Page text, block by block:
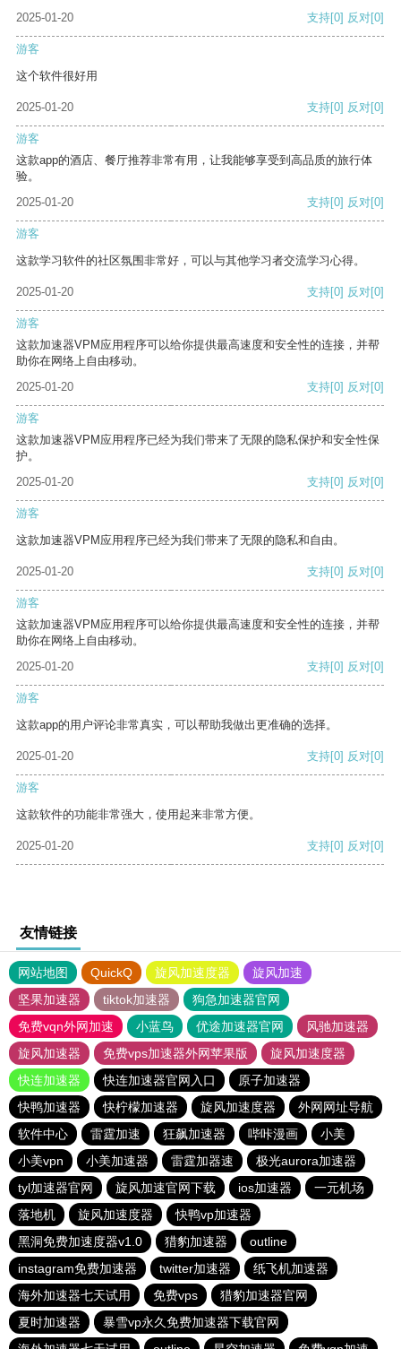
2025-01-20
支持[0] 反对[0]
游客
这个软件很好用
2025-01-20 支持[0] 反对[0]
游客
这款app的酒店、餐厅推荐非常有用，让我能够享受到高品质的旅行体
验。
2025-01-20
支持[0] 反对[0]
游客
这款学习软件的社区氛围非常好，可以与其他学习者交流学习心得。
2025-01-20 支持[0] 反对[0]
游客
这款加速器VPM应用程序可以给你提供最高速度和安全性的连接，并帮
助你在网络上自由移动。
2025-01-20
支持[0] 反对[0]
游客
这款加速器VPM应用程序已经为我们带来了无限的隐私保护和安全性保
护。
2025-01-20
支持[0] 反对[0]
游客
这款加速器VPM应用程序已经为我们带来了无限的隐私和自由。
2025-01-20 支持[0] 反对[0]
游客
这款加速器VPM应用程序可以给你提供最高速度和安全性的连接，并帮
助你在网络上自由移动。
2025-01-20
支持[0] 反对[0]
游客
这款app的用户评论非常真实，可以帮助我做出更准确的选择。
2025-01-20 支持[0] 反对[0]
游客
这款软件的功能非常强大，使用起来非常方便。
2025-01-20 支持[0] 反对[0]
友情链接
网站地图 QuickQ 旋风加速度器
旋风加速
坚果加速器
tiktok加速器
狗急加速器官网
免费vqn外网加速
小蓝鸟 优途加速器官网
风驰加速器
旋风加速器
免费vps加速器外网苹果版
旋风加速度器
快连加速器
快连加速器官网入口
原子加速器
快鸭加速器
快柠檬加速器 旋风加速度器
外网网址导航
软件中心
雷霆加速 狂飙加速器 哔咔漫画
小美
小美vpn
小美加速器 雷霆加器速
极光aurora加速器
tyl加速器官网
旋风加速官网下载 ios加速器
一元机场
落地机
旋风加速度器
快鸭vp加速器
黑洞免费加速度器v1.0
猎豹加速器
outline
instagram免费加速器
twitter加速器
纸飞机加速器
海外加速器七天试用
免费vps
猎豹加速器官网
夏时加速器
暴雪vp永久免费加速器下载官网